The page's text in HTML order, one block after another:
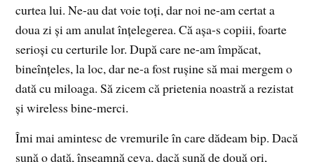
curtea lui. Ne-au dat voie toți, dar noi ne-am certat a
doua zi și am anulat înțelegerea. Că așa-s copiii, foarte
serioși cu certurile lor. După care ne-am împăcat,
bineînțeles, la loc, dar ne-a fost rușine să mai mergem o
dată cu miloaga. Să zicem că prietenia noastră a rezistat
și wireless bine-merci.
Îmi mai amintesc de vremurile în care dădeam bip. Dacă
sună o dată, înseamnă ceva, dacă sună de două ori,